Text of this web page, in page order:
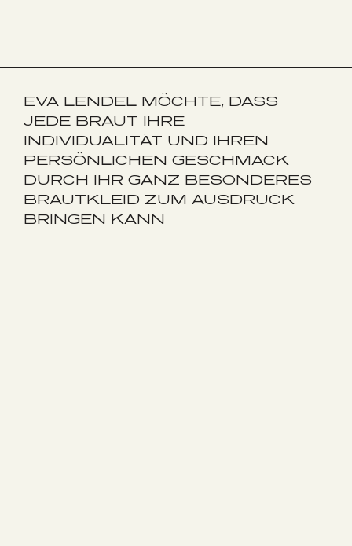
EVA LENDEL MÖCHTE, DASS
JEDE BRAUT IHRE
INDIVIDUALITÄT UND IHREN
PERSÖNLICHEN GESCHMACK
DURCH IHR GANZ BESONDERES
BRAUTKLEID ZUM AUSDRUCK
BRINGEN KANN